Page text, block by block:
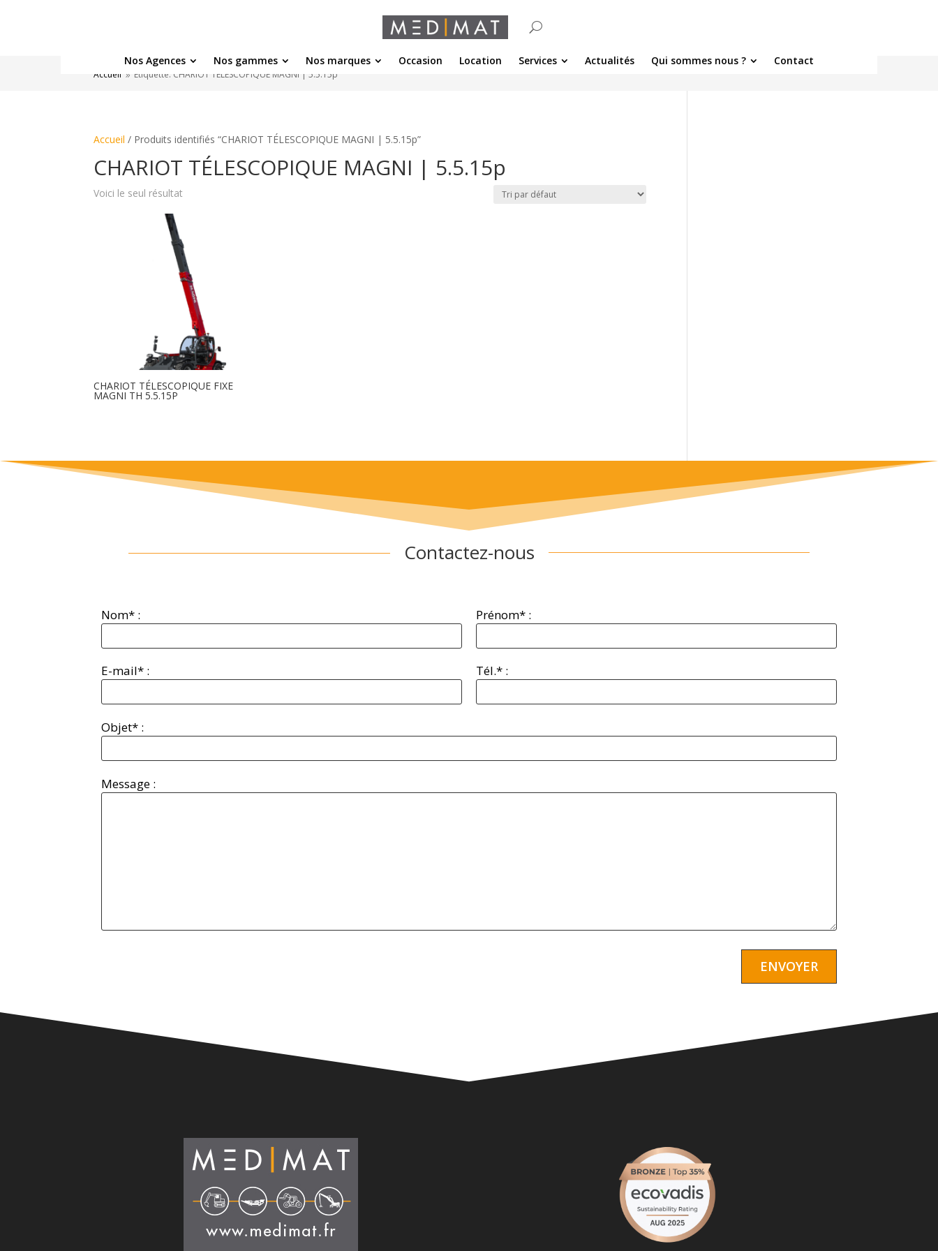
Nos Agences Nos gammes Nos marques Occasion Location Services Actualités Qui sommes nous ? Contact
Accueil 9 Étiquette: CHARIOT TÉLESCOPIQUE MAGNI | 5.5.15p
Accueil / Produits identifiés “CHARIOT TÉLESCOPIQUE MAGNI | 5.5.15p”
CHARIOT TÉLESCOPIQUE MAGNI | 5.5.15p
Voici le seul résultat
CHARIOT TÉLESCOPIQUE FIXE
MAGNI TH 5.5.15P
Contactez-nous
Nom* : Prénom* :
E-mail* : Tél.* :
Objet* :
Message :